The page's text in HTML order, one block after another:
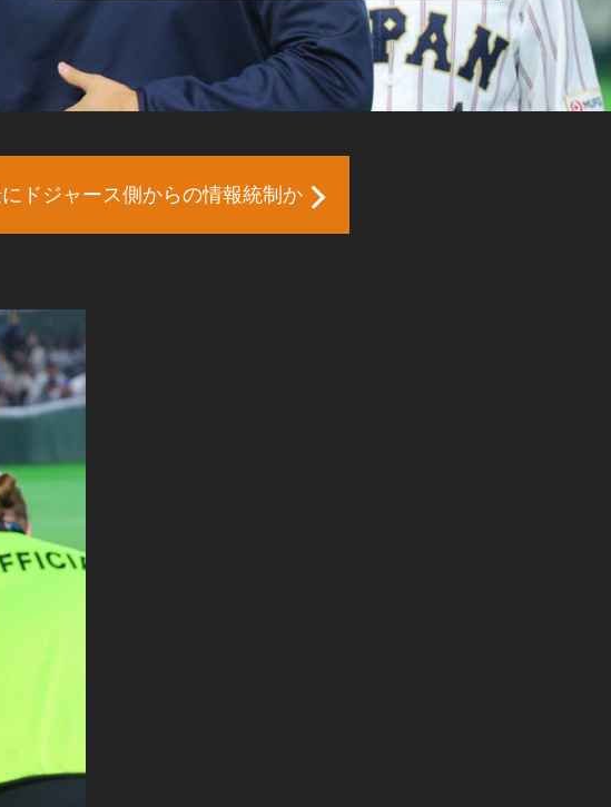
ドジャース側からの情報統制か